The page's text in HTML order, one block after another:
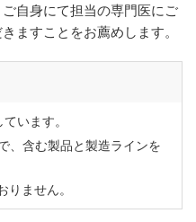
自身にて担当の専門医にご
ますことをお薦めします。
います。
、含む製品と製造ラインを
りません。